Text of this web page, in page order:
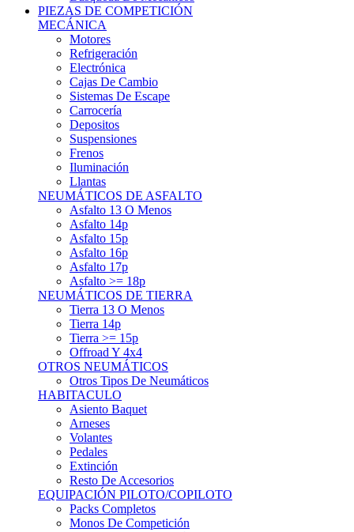
PIEZAS DE COMPETICIÓN
MECÁNICA
Motores
Refrigeración
Electrónica
Cajas De Cambio
Sistemas De Escape
Carrocería
Depositos
Suspensiones
Frenos
Iluminación
Llantas
NEUMÁTICOS DE ASFALTO
Asfalto 13 O Menos
Asfalto 14p
Asfalto 15p
Asfalto 16p
Asfalto 17p
Asfalto >= 18p
NEUMÁTICOS DE TIERRA
Tierra 13 O Menos
Tierra 14p
Tierra >= 15p
Offroad Y 4x4
OTROS NEUMÁTICOS
Otros Tipos De Neumáticos
HABITACULO
Asiento Baquet
Arneses
Volantes
Pedales
Extinción
Resto De Accesorios
EQUIPACIÓN PILOTO/COPILOTO
Packs Completos
Monos De Competición